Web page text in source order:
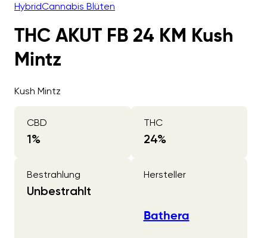
HybridCannabis Blüten
THC AKUT FB 24 KM Kush
Mintz
Kush Mintz
CBD
1%
THC
24%
Bestrahlung
Unbestrahlt
Hersteller
Bathera